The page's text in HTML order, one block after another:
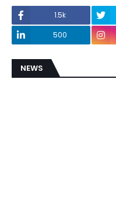
1.5k
500
NEWS